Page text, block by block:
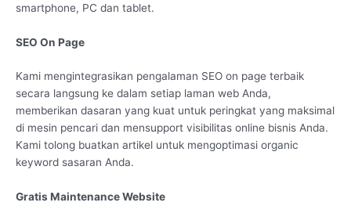
smartphone, PC dan tablet.
SEO On Page
Kami mengintegrasikan pengalaman SEO on page terbaik
secara langsung ke dalam setiap laman web Anda,
memberikan dasaran yang kuat untuk peringkat yang maksimal
di mesin pencari dan mensupport visibilitas online bisnis Anda.
Kami tolong buatkan artikel untuk mengoptimasi organic
keyword sasaran Anda.
Gratis Maintenance Website